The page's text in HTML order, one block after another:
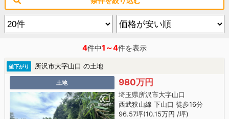
4件中1～4件を表示
値下がり 所沢市大字山口 の土地
土地 980万円
埼玉県所沢市大字山口
西武狭山線 下山口 徒歩16分
96.57坪(10.15万円 /坪)